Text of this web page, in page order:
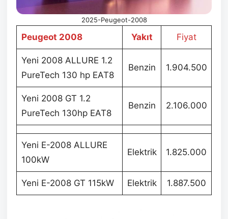
2025-Peugeot-2008
Peugeot 2008 Yakıt Fiyat
Yeni 2008 ALLURE 1.2
PureTech 130 hp EAT8
Benzin 1.904.500
Yeni 2008 GT 1.2
PureTech 130hp EAT8
Benzin 2.106.000
Yeni E-2008 ALLURE
100kW
Elektrik 1.825.000
Yeni E-2008 GT 115kW Elektrik 1.887.500